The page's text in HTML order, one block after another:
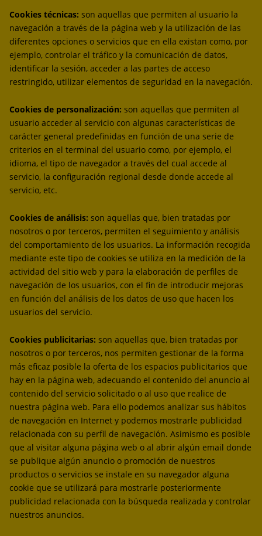
Cookies técnicas: son aquellas que permiten al usuario la
navegación a través de la página web y la utilización de las
diferentes opciones o servicios que en ella existan como, por
ejemplo, controlar el tráfico y la comunicación de datos,
identificar la sesión, acceder a las partes de acceso
restringido, utilizar elementos de seguridad en la navegación.
Cookies de personalización: son aquellas que permiten al
usuario acceder al servicio con algunas características de
carácter general predefinidas en función de una serie de
criterios en el terminal del usuario como, por ejemplo, el
idioma, el tipo de navegador a través del cual accede al
servicio, la configuración regional desde donde accede al
servicio, etc.
Cookies de análisis: son aquellas que, bien tratadas por
nosotros o por terceros, permiten el seguimiento y análisis
del comportamiento de los usuarios. La información recogida
mediante este tipo de cookies se utiliza en la medición de la
actividad del sitio web y para la elaboración de perfiles de
navegación de los usuarios, con el fin de introducir mejoras
en función del análisis de los datos de uso que hacen los
usuarios del servicio.
Cookies publicitarias: son aquellas que, bien tratadas por
nosotros o por terceros, nos permiten gestionar de la forma
más eficaz posible la oferta de los espacios publicitarios que
hay en la página web, adecuando el contenido del anuncio al
contenido del servicio solicitado o al uso que realice de
nuestra página web. Para ello podemos analizar sus hábitos
de navegación en Internet y podemos mostrarle publicidad
relacionada con su perfil de navegación. Asimismo es posible
que al visitar alguna página web o al abrir algún email donde
se publique algún anuncio o promoción de nuestros
productos o servicios se instale en su navegador alguna
cookie que se utilizará para mostrarle posteriormente
publicidad relacionada con la búsqueda realizada y controlar
nuestros anuncios.